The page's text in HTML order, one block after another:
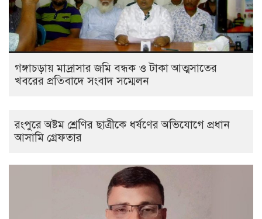
গঙ্গাচড়ায় মাদ্রাসার জমি বন্ধক ও টাকা আত্মসাতের
খবরের প্রতিবাদে সংবাদ সম্মেলন
রংপুরে অষ্টম শ্রেণির ছাত্রীকে ধর্ষণের অভিযোগে প্রধান
আসামি গ্রেফতার